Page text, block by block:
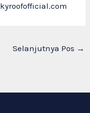
Selanjutnya Pos →